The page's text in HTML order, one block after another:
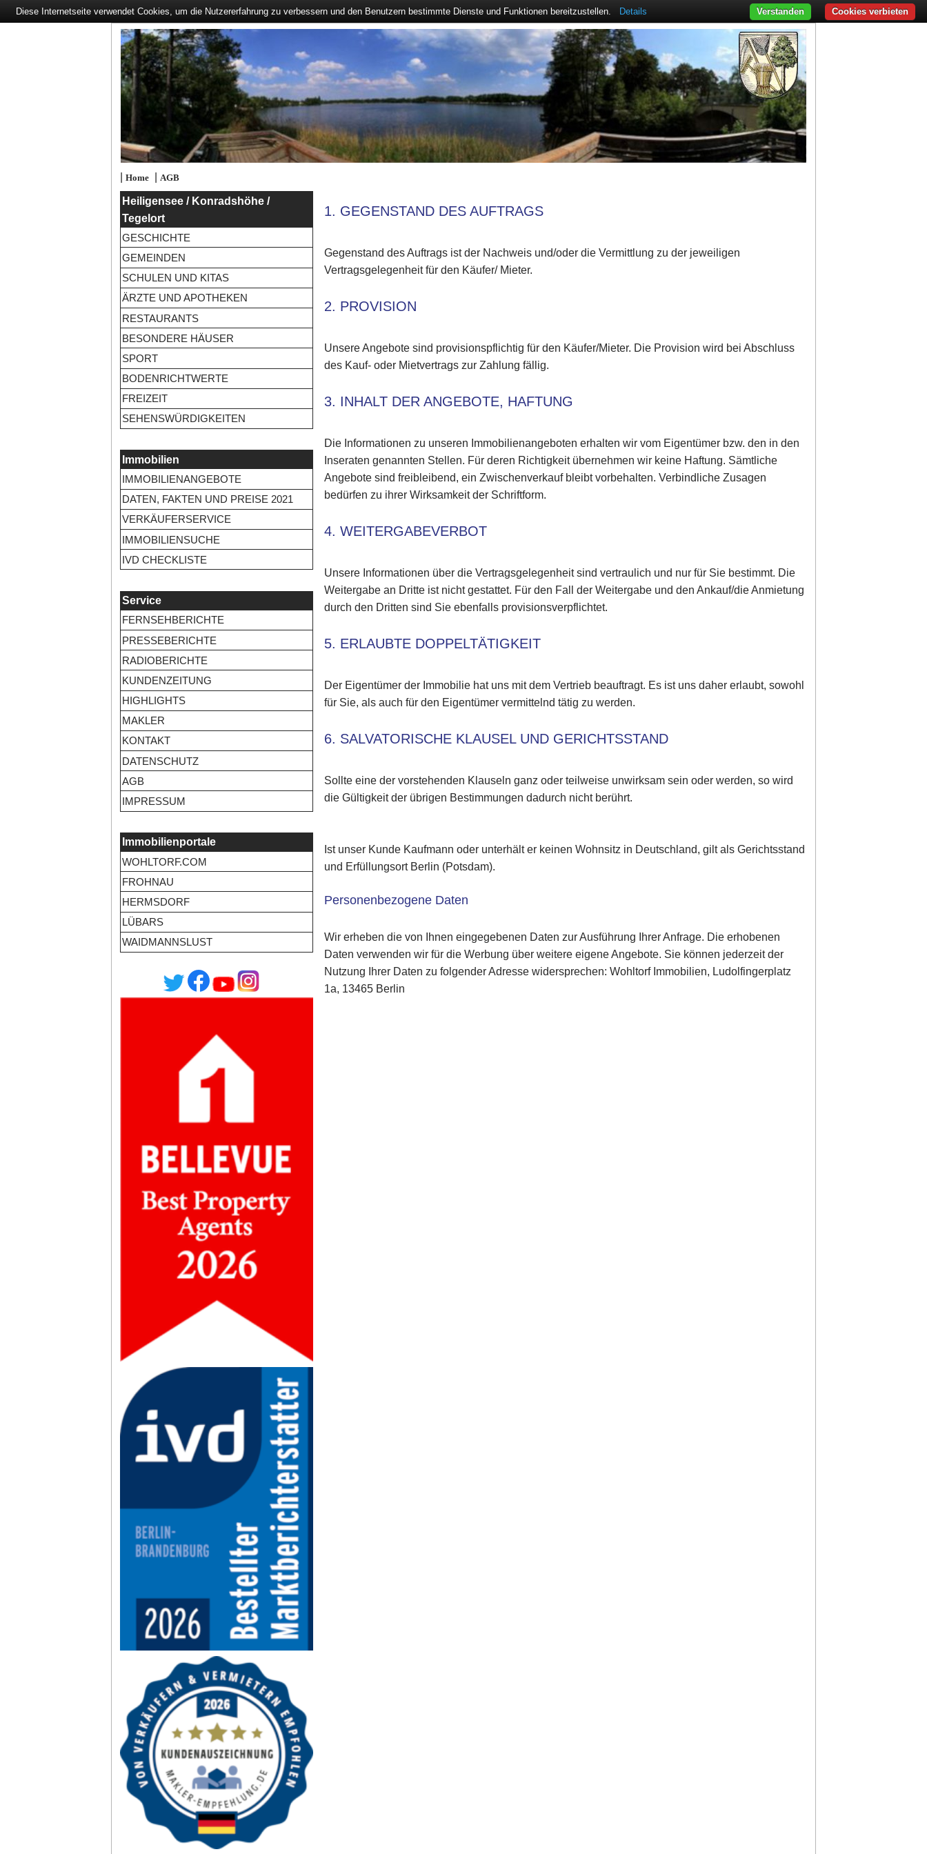
| Home| AGB
Heiligensee / Konradshöhe /
Tegelort
GESCHICHTE
GEMEINDEN
SCHULEN UND KITAS
ÄRZTE UND APOTHEKEN
RESTAURANTS
BESONDERE HÄUSER
SPORT
BODENRICHTWERTE
FREIZEIT
SEHENSWÜRDIGKEITEN
Immobilien
IMMOBILIENANGEBOTE
DATEN, FAKTEN UND PREISE 2021
VERKÄUFERSERVICE
IMMOBILIENSUCHE
IVD CHECKLISTE
Service
FERNSEHBERICHTE
PRESSEBERICHTE
RADIOBERICHTE
KUNDENZEITUNG
HIGHLIGHTS
MAKLER
KONTAKT
DATENSCHUTZ
AGB
IMPRESSUM
Immobilienportale
WOHLTORF.COM
FROHNAU
HERMSDORF
LÜBARS
WAIDMANNSLUST
1. GEGENSTAND DES AUFTRAGS
Gegenstand des Auftrags ist der Nachweis und/oder die Vermittlung zu der jeweiligen
Vertragsgelegenheit für den Käufer/ Mieter.
2. PROVISION
Unsere Angebote sind provisionspflichtig für den Käufer/Mieter. Die Provision wird bei Abschluss
des Kauf- oder Mietvertrags zur Zahlung fällig.
3. INHALT DER ANGEBOTE, HAFTUNG
Die Informationen zu unseren Immobilienangeboten erhalten wir vom Eigentümer bzw. den in den
Inseraten genannten Stellen. Für deren Richtigkeit übernehmen wir keine Haftung. Sämtliche
Angebote sind freibleibend, ein Zwischenverkauf bleibt vorbehalten. Verbindliche Zusagen
bedürfen zu ihrer Wirksamkeit der Schriftform.
4. WEITERGABEVERBOT
Unsere Informationen über die Vertragsgelegenheit sind vertraulich und nur für Sie bestimmt. Die
Weitergabe an Dritte ist nicht gestattet. Für den Fall der Weitergabe und den Ankauf/die Anmietung
durch den Dritten sind Sie ebenfalls provisionsverpflichtet.
5. ERLAUBTE DOPPELTÄTIGKEIT
Der Eigentümer der Immobilie hat uns mit dem Vertrieb beauftragt. Es ist uns daher erlaubt, sowohl
für Sie, als auch für den Eigentümer vermittelnd tätig zu werden.
6. SALVATORISCHE KLAUSEL UND GERICHTSSTAND
Sollte eine der vorstehenden Klauseln ganz oder teilweise unwirksam sein oder werden, so wird
die Gültigkeit der übrigen Bestimmungen dadurch nicht berührt.
Ist unser Kunde Kaufmann oder unterhält er keinen Wohnsitz in Deutschland, gilt als Gerichtsstand
und Erfüllungsort Berlin (Potsdam).
Personenbezogene Daten
Wir erheben die von Ihnen eingegebenen Daten zur Ausführung Ihrer Anfrage. Die erhobenen
Daten verwenden wir für die Werbung über weitere eigene Angebote. Sie können jederzeit der
Nutzung Ihrer Daten zu folgender Adresse widersprechen: Wohltorf Immobilien, Ludolfingerplatz
1a, 13465 Berlin
Diese Internetseite verwendet Cookies, um die Nutzererfahrung zu verbessern und den Benutzern bestimmte Dienste und Funktionen bereitzustellen. Details Cookies verbieten
Verstanden